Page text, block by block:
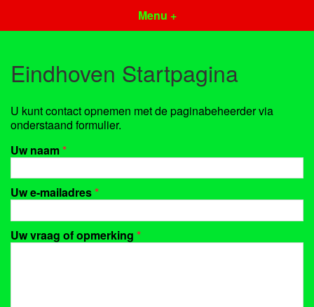
Menu +
Eindhoven Startpagina
U kunt contact opnemen met de paginabeheerder via
onderstaand formulier.
Uw naam*
Uw e-mailadres*
Uw vraag of opmerking *